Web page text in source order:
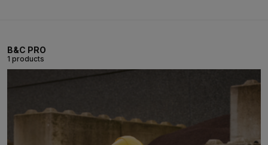
B&C PRO
1 products